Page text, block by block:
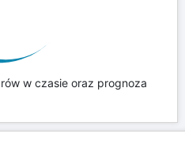
w czasie oraz prognoza